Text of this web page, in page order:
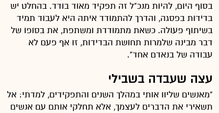
בסוף היום, להיות מנכ"ל זה תפקיד מאוד בודד. בהחלט יש
בדידות בפסגה, והדרך להתמודד איתה היא לעבוד תמיד
בשיתוף פעולה. כשאת מתמודדת ומשתפת, את בסופו של
דבר מבינה שלמרות תחושת הבדידות, זו אף פעם לא
עבודה של בנאדם אחד".
עצה שעבדה בשבילי
"מאנשים שליוו אותי במהלך השנים והתפקידים, למדתי: אל
תשאירי את הדברים לעצמך, אלא תחלקי אותם עם אנשים